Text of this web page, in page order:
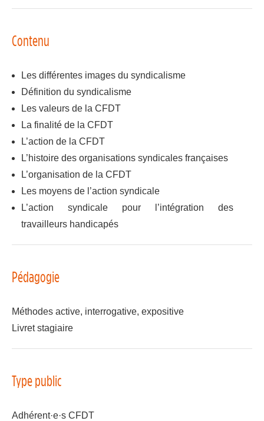
Contenu
Les différentes images du syndicalisme
Définition du syndicalisme
Les valeurs de la CFDT
La finalité de la CFDT
L’action de la CFDT
L’histoire des organisations syndicales françaises
L’organisation de la CFDT
Les moyens de l’action syndicale
L’action syndicale pour l’intégration des
travailleurs handicapés
Pédagogie
Méthodes active, interrogative, expositive
Livret stagiaire
Type public
Adhérent·e·s CFDT